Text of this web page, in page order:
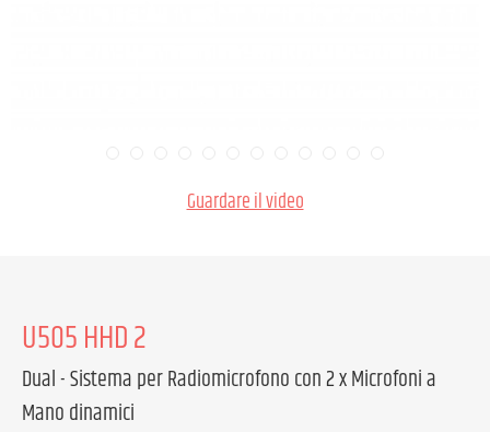
Guardare il video
U505 HHD 2
Dual - Sistema per Radiomicrofono con 2 x Microfoni a
Mano dinamici